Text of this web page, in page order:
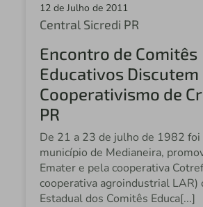
12 de Julho de 2011
Central Sicredi PR
Encontro de Comitês
Educativos Discutem
Cooperativismo de
PR
De 21 a 23 de julho de 1982 foi
município de Medianeira,
Emater e pela cooperativa
cooperativa agroindustrial LAR)
Estadual dos Comitês Educa[...]